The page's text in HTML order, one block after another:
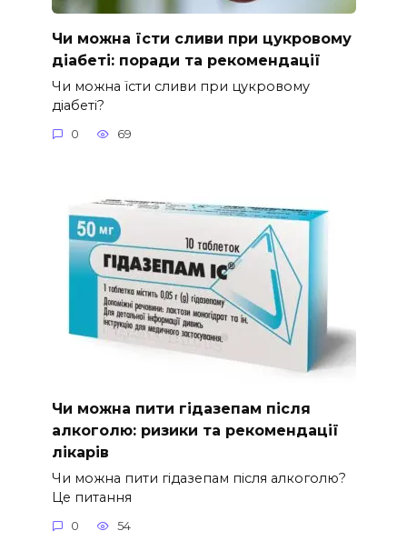
Чи можна їсти сливи при цукровому
діабеті: поради та рекомендації
Чи можна їсти сливи при цукровому
діабеті?
0 69
Чи можна пити гідазепам після
алкоголю: ризики та рекомендації
лікарів
Чи можна пити гідазепам після алкоголю?
Це питання
0 54